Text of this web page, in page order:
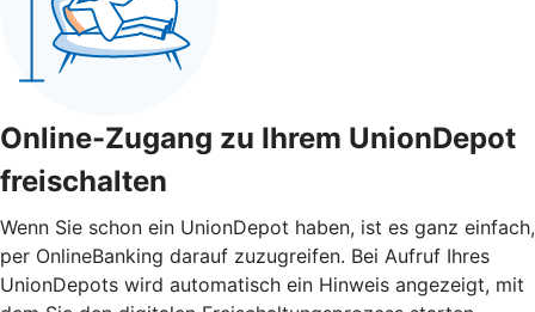
Online-Zugang zu Ihrem UnionDepot
freischalten
Wenn Sie schon ein UnionDepot haben, ist es ganz einfach,
per OnlineBanking darauf zuzugreifen. Bei Aufruf Ihres
UnionDepots wird automatisch ein Hinweis angezeigt, mit